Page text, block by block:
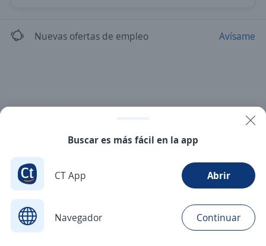
Nuevas ofertas de empleo Avísame
Buscar es más fácil en la app
CT App Abrir
Navegador Continuar